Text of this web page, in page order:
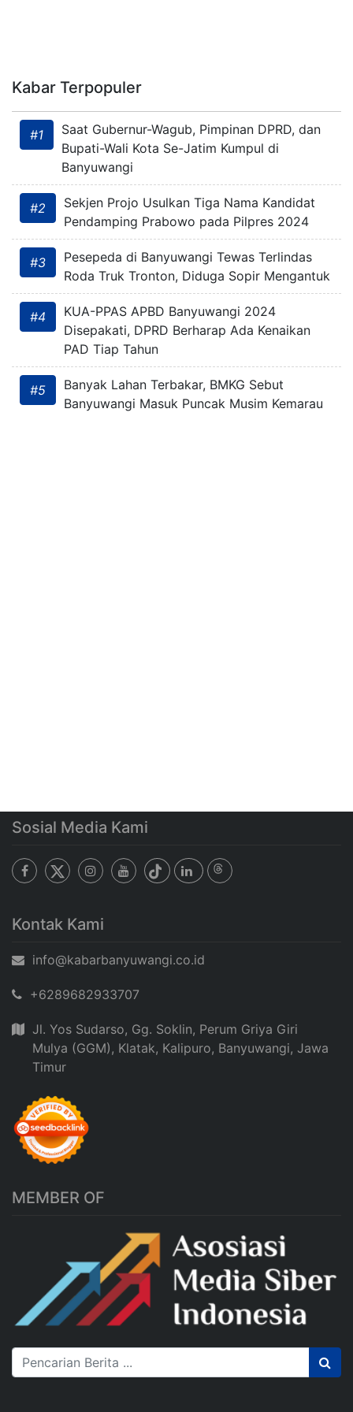
Kabar Terpopuler
#1
Saat Gubernur-Wagub, Pimpinan DPRD, dan
Bupati-Wali Kota Se-Jatim Kumpul di
Banyuwangi
#2
Sekjen Projo Usulkan Tiga Nama Kandidat
Pendamping Prabowo pada Pilpres 2024
#3
Pesepeda di Banyuwangi Tewas Terlindas
Roda Truk Tronton, Diduga Sopir Mengantuk
#4
KUA-PPAS APBD Banyuwangi 2024
Disepakati, DPRD Berharap Ada Kenaikan
PAD Tiap Tahun
#5
Banyak Lahan Terbakar, BMKG Sebut
Banyuwangi Masuk Puncak Musim Kemarau
Sosial Media Kami
Kontak Kami
info@kabarbanyuwangi.co.id
+6289682933707
Jl. Yos Sudarso, Gg. Soklin, Perum Griya Giri
Mulya (GGM), Klatak, Kalipuro, Banyuwangi, Jawa
Timur
MEMBER OF